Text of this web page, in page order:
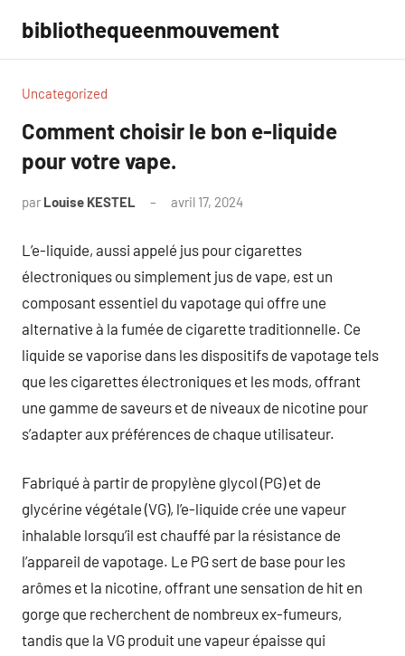
contenu
bibliothequeenmouvement
Uncategorized
Comment choisir le bon e-liquide
pour votre vape.
par Louise KESTEL avril 17, 2024
L’e-liquide, aussi appelé jus pour cigarettes
électroniques ou simplement jus de vape, est un
composant essentiel du vapotage qui offre une
alternative à la fumée de cigarette traditionnelle. Ce
liquide se vaporise dans les dispositifs de vapotage tels
que les cigarettes électroniques et les mods, offrant
une gamme de saveurs et de niveaux de nicotine pour
s’adapter aux préférences de chaque utilisateur.
Fabriqué à partir de propylène glycol (PG) et de
glycérine végétale (VG), l’e-liquide crée une vapeur
inhalable lorsqu’il est chauffé par la résistance de
l’appareil de vapotage. Le PG sert de base pour les
arômes et la nicotine, offrant une sensation de hit en
gorge que recherchent de nombreux ex-fumeurs,
tandis que la VG produit une vapeur épaisse qui